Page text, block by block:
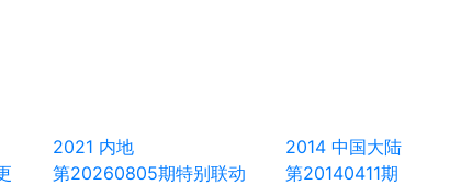
第20240102期 第20240103期
第20240107期 第20240108期 第20240109期
2021 内地
第20260805期特别联动
2014 中国大陆
第20140411期